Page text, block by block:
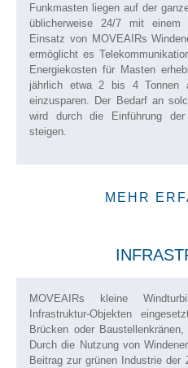
Funkmasten liegen auf der
üblicherweise 24/7 mit einem
Einsatz von MOVEAIRs
ermöglicht es
Energiekosten für Masten
jährlich etwa 2 bis 4 Tonnen
einzusparen. Der Bedarf an
wird durch die Einführung der
steigen.
MEHR
MOVEAIRs kleine
Infrastruktur-Objekten
Brücken oder
Durch die Nutzung von
Beitrag zur grünen Industrie